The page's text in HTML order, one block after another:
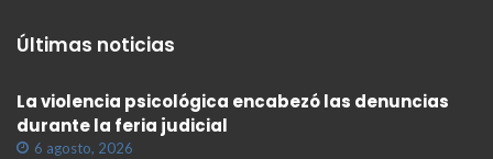
Últimas noticias
La violencia psicológica encabezó las denuncias
durante la feria judicial
6 agosto, 2026